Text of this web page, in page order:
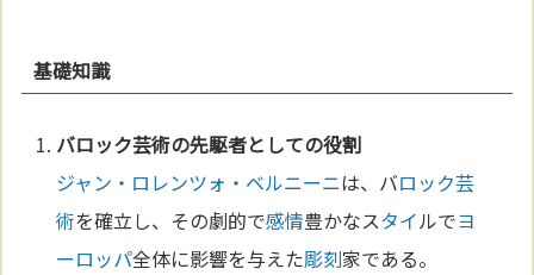
基礎知識
バロック芸術の先駆者としての役割
ジャン・ロレンツォ・ベルニーニは、バロック芸
術を確立し、その劇的で感情豊かなスタイルでヨ
ーロッパ全体に影響を与えた彫刻家である。